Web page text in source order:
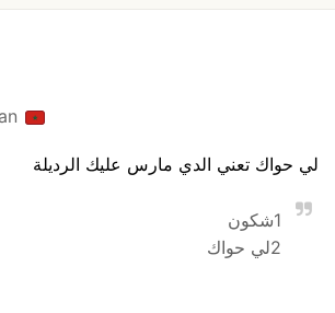
لي حواك تعني الدي مارس عليك الرديلة
1شكون
2لي حواك